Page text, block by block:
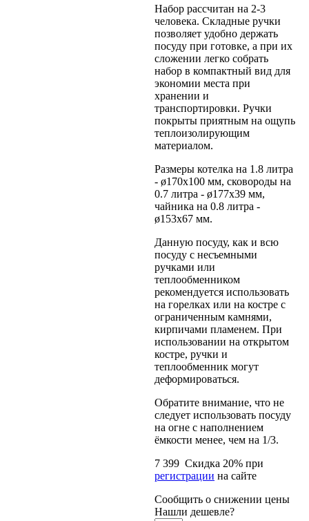
Набор рассчитан на 2-3
человека. Складные ручки
позволяет удобно держать
посуду при готовке, а при их
сложении легко собрать
набор в компактный вид для
экономии места при
хранении и
транспортировки. Ручки
покрыты приятным на ощупь
теплоизолирующим
материалом.
Размеры котелка на 1.8 литра
- ø170x100 мм, сковороды на
0.7 литра - ø177x39 мм,
чайника на 0.8 литра -
ø153x67 мм.
Данную посуду, как и всю
посуду с несъемными
ручками или
теплообменником
рекомендуется использовать
на горелках или на костре с
ограниченным камнями,
кирпичами пламенем. При
использовании на открытом
костре, ручки и
теплообменник могут
деформироваться.
Обратите внимание, что не
следует использовать посуду
на огне с наполнением
ёмкости менее, чем на 1/3.
7 399 Скидка 20% при
регистрации на сайте
Сообщить о снижении цены
Нашли дешевле?